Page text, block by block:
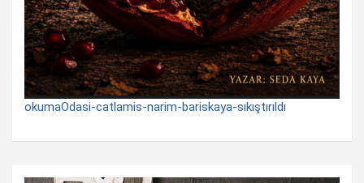
okumaOdasi-catlamis-narim-bariskaya-sıkıştırıldı